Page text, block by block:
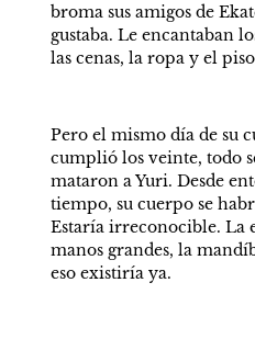
broma sus amigos de
gustaba. Le encantaban
las cenas, la ropa y el
Pero el mismo día de su
cumplió los veinte, todo
mataron a Yuri. Desde
tiempo, su cuerpo se
Estaría irreconocible. La
manos grandes, la
eso existiría ya.